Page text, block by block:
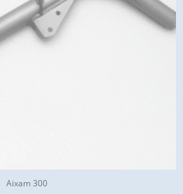
Aixam 300